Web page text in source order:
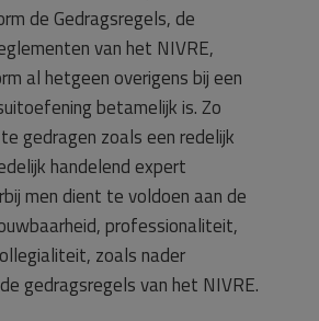
de Gedragsregels, de
van het NIVRE,
al hetgeen overigens bij een
betamelijk is. Zo
gedragen zoals een redelijk
handelend expert
men dient te voldoen aan de
professionaliteit,
zoals nader
gedragsregels van het NIVRE.